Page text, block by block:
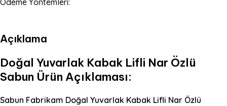
Açıklama
Doğal Yuvarlak Kabak Lifli Nar Özlü
Sabun Ürün Açıklaması:
Sabun Fabrikam Doğal Yuvarlak Kabak Lifli Nar Özlü